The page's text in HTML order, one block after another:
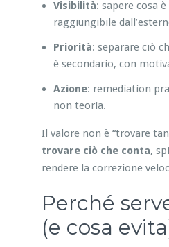
Visibilità: sapere cosa
raggiungibile
Priorità: separare ciò
è secondario, con
Azione: remediation
non teoria.
Il valore non è “trovare
trovare ciò che conta,
rendere la correzione
Perché
(e cosa